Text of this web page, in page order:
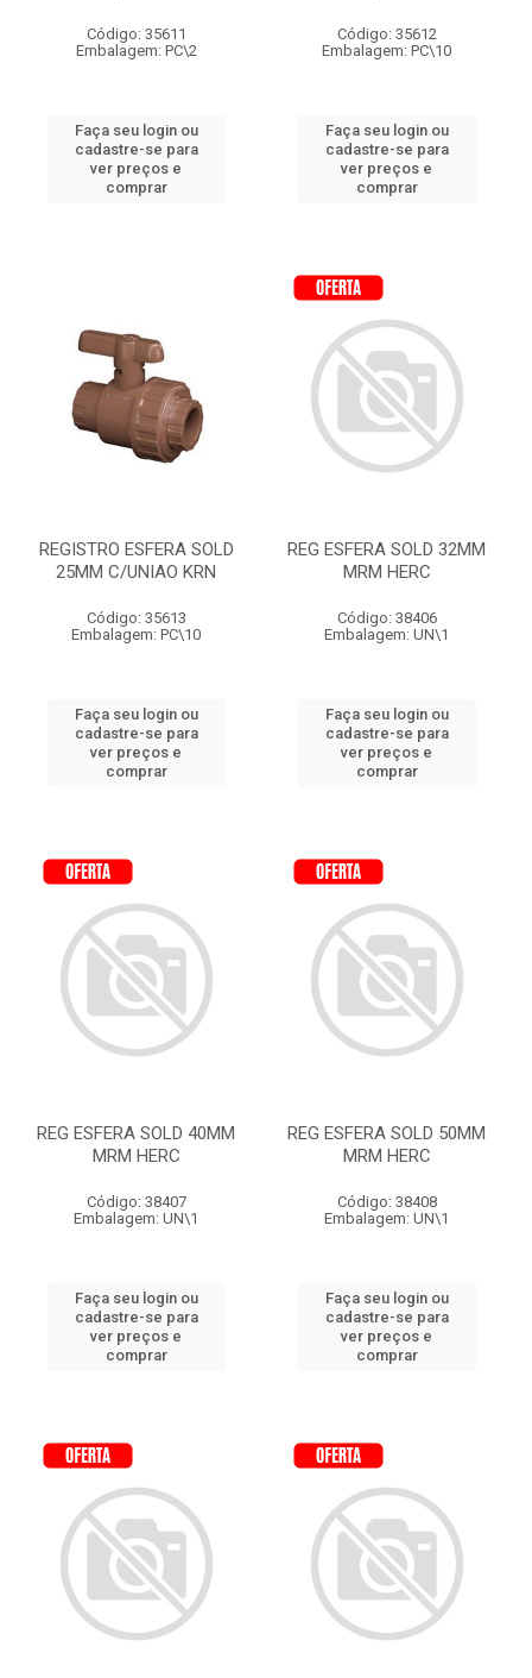
Código: 35611
Embalagem: PC\2
Faça seu login ou
cadastre-se para
ver preços e
comprar
Código: 35612
Embalagem: PC\10
Faça seu login ou
cadastre-se para
ver preços e
comprar
REGISTRO ESFERA SOLD
25MM C/UNIAO KRN
Código: 35613
Embalagem: PC\10
Faça seu login ou
cadastre-se para
ver preços e
comprar
REG ESFERA SOLD 32MM
MRM HERC
Código: 38406
Embalagem: UN\1
Faça seu login ou
cadastre-se para
ver preços e
comprar
REG ESFERA SOLD 40MM
MRM HERC
Código: 38407
Embalagem: UN\1
Faça seu login ou
cadastre-se para
ver preços e
comprar
REG ESFERA SOLD 50MM
MRM HERC
Código: 38408
Embalagem: UN\1
Faça seu login ou
cadastre-se para
ver preços e
comprar